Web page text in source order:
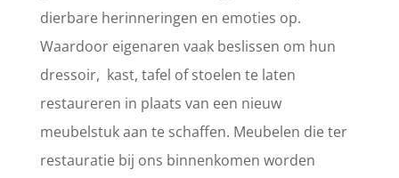
dierbare herinneringen en emoties op.
Waardoor eigenaren vaak beslissen om hun
dressoir, kast, tafel of stoelen te laten
restaureren in plaats van een nieuw
meubelstuk aan te schaffen. Meubelen die ter
restauratie bij ons binnenkomen worden